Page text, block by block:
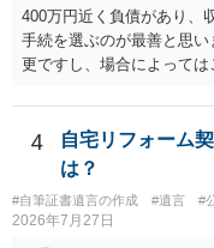
400万円近く負債があり、
手続を選ぶのが最善と思
更ですし、場合によって
4
自宅リフォーム
は？
#自筆証書遺言の作成 #遺言 #
2026年7月27日